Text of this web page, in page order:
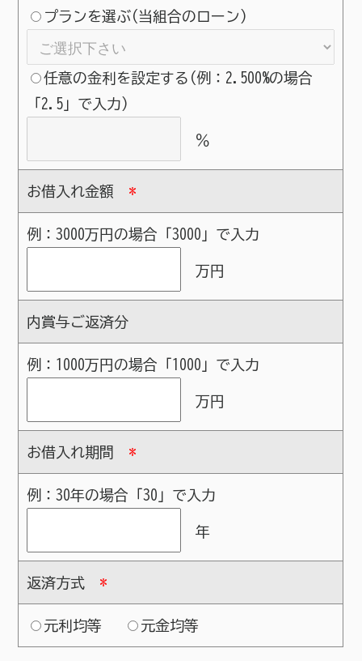
プランを選ぶ(当組合のローン)
任意の金利を設定する(例：2.500%の場合
「2.5」で入力)
％
お借入れ金額 *
例：3000万円の場合「3000」で入力
万円
内賞与ご返済分
例：1000万円の場合「1000」で入力
万円
お借入れ期間 *
例：30年の場合「30」で入力
年
返済方式 *
元利均等 元金均等